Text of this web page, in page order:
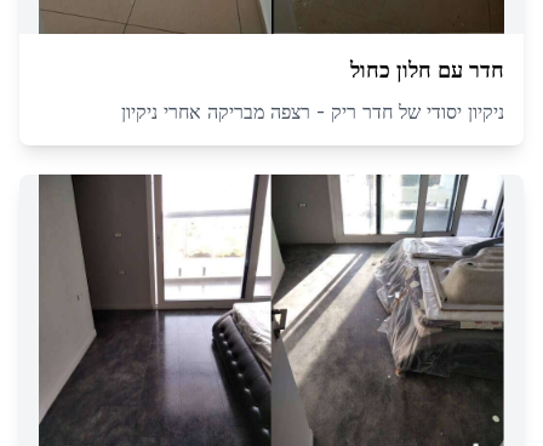
חדר עם חלון כחול
ניקיון יסודי של חדר ריק - רצפה מבריקה אחרי ניקיון